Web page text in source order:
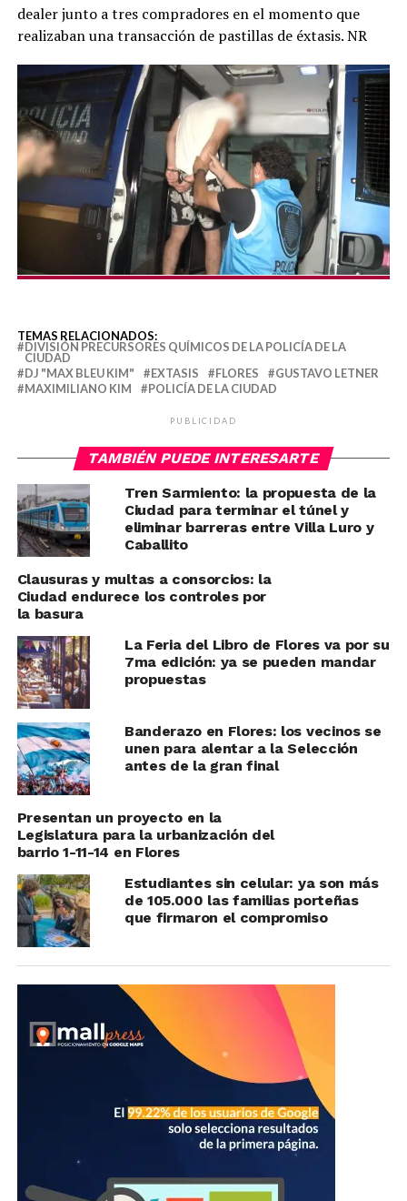
dealer junto a tres compradores en el momento que
realizaban una transacción de pastillas de éxtasis. NR
TEMAS RELACIONADOS:
DIVISIÓN PRECURSORES QUÍMICOS DE LA POLICÍA DE LA
CIUDAD
DJ "MAX BLEU KIM"
EXTASIS FLORES
GUSTAVO LETNER
MAXIMILIANO KIM
POLICÍA DE LA CIUDAD
PUBLICIDAD
TAMBIÉN PUEDE INTERESARTE
Tren Sarmiento: la propuesta de la
Ciudad para terminar el túnel y
eliminar barreras entre Villa Luro y
Caballito
Clausuras y multas a consorcios: la
Ciudad endurece los controles por
la basura
La Feria del Libro de Flores va por su
7ma edición: ya se pueden mandar
propuestas
Banderazo en Flores: los vecinos se
unen para alentar a la Selección
antes de la gran final
Presentan un proyecto en la
Legislatura para la urbanización del
barrio 1-11-14 en Flores
Estudiantes sin celular: ya son más
de 105.000 las familias porteñas
que firmaron el compromiso